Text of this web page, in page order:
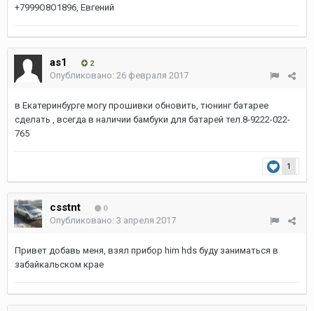
+7999О8О1896, Евгений
as1 2
Опубликовано: 26 февраля 2017
в Екатеринбурге могу прошивки обновить, тюнинг батарее
сделать , всегда в наличии бамбуки для батарей тел.8-9222-022-
765
1
csstnt 0
Опубликовано: 3 апреля 2017
Привет добавь меня, взял прибор him hds буду заниматься в
забайкальском крае